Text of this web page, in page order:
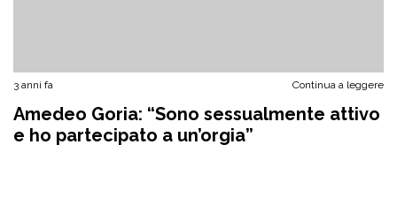
3 anni fa Continua a leggere
Amedeo Goria: “Sono sessualmente attivo
e ho partecipato a un’orgia”